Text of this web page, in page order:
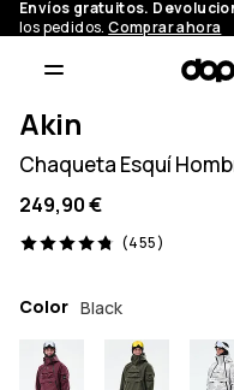
Envíos gratuitos.
los pedidos.Comprar ahora
Akin
Chaqueta Esquí
249,90 €
(455)
455 opiniones, 4.8/5
Color Black